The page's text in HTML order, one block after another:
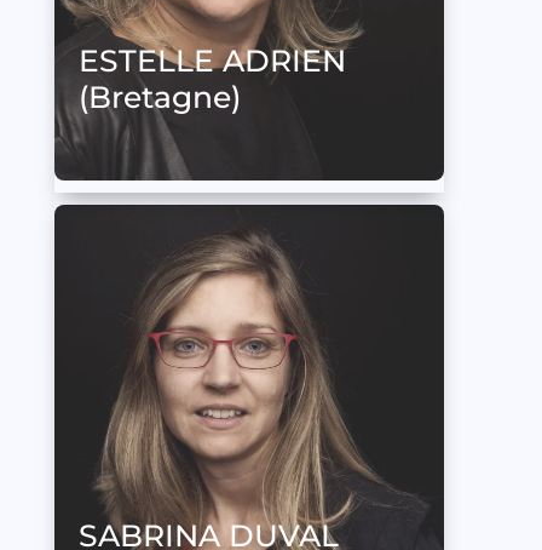
ESTELLE ADRIEN
(Bretagne)
SABRINA DUVAL